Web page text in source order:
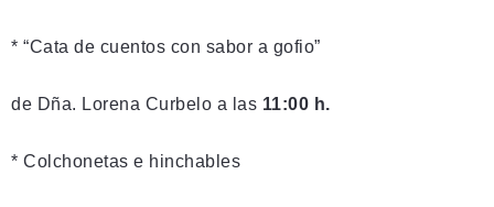
* “Cata de cuentos con sabor a gofio”
de Dña. Lorena Curbelo a las 11:00 h.
* Colchonetas e hinchables